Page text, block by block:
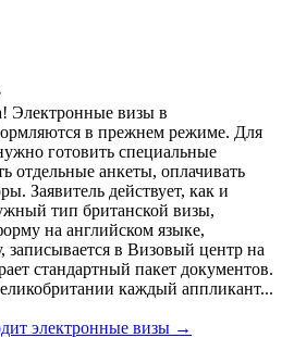
Электронные визы в
в прежнем режиме. Для
готовить специальные
отдельные анкеты, оплачивать
Заявитель действует, как и
тип британской визы,
на английском языке,
записывается в Визовый центр на
стандартный пакет документов.
каждый аппликант...
электронные визы →